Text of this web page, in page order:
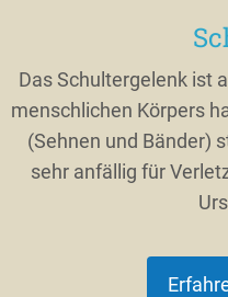
Das Schultergelenk ist
menschlichen Körpers
(Sehnen und Bänder)
sehr anfällig für